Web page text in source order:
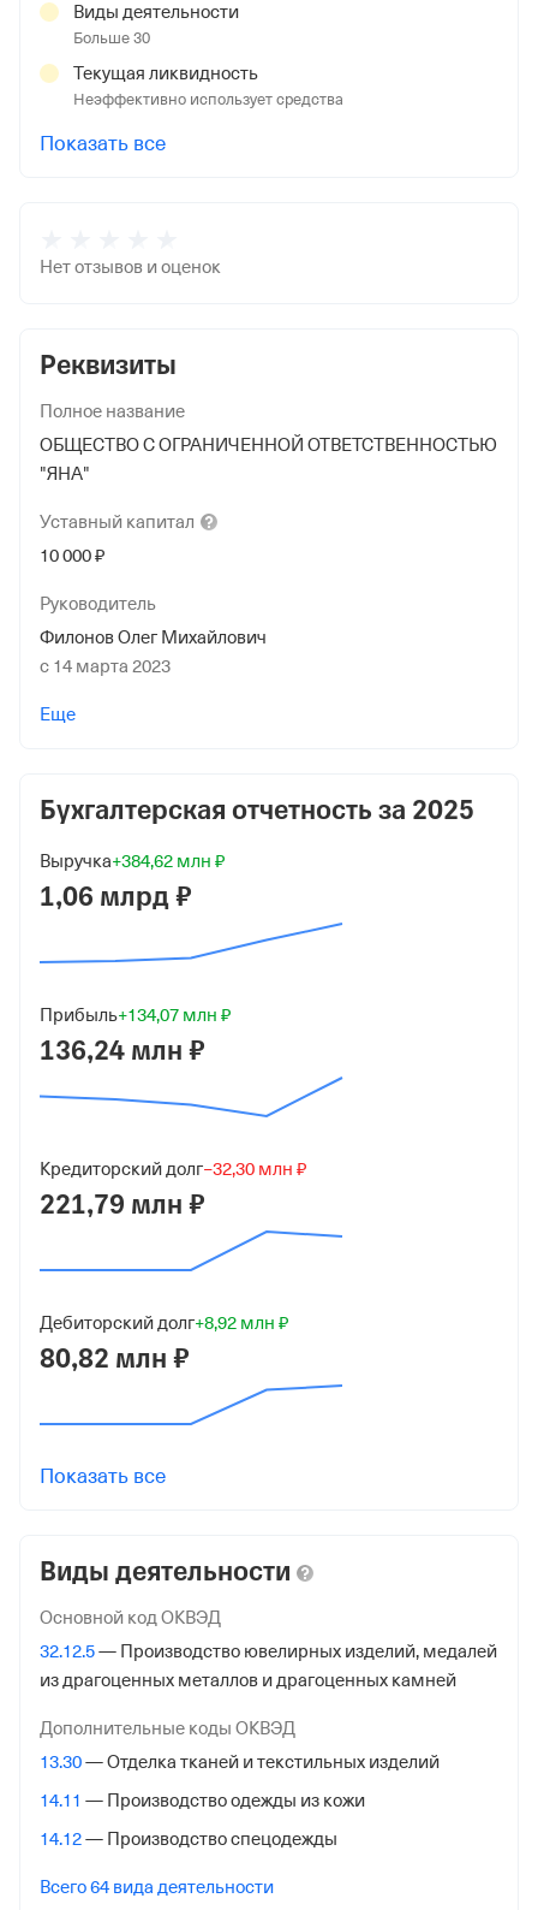
Реквизиты
Полное название
ОБЩЕСТВО С ОГРАНИЧЕННОЙ ОТВЕТСТВЕННОСТЬЮ
"ЯНА"
Уставный капитал
10 000 ₽
Руководитель
Филонов Олег Михайлович
с 14 марта 2023
Луконькова Людмила Романовна
Филонов Олег Михайлович
Форма
Дата регистрации
Краткое название
115280, гор. Москва, ул. Ленинская Слобода, д. 19,
Помещ. 41т1а8
7724365320
ОГРН
1167746485884
772501001
Дата регистрации
16 ноября 2018
Налоговая
Межрайонная Инспекция Федеральной Налоговой
Службы № 46 по гор. Москве
Адрес налоговой
125373, гор. Москва, Походный Проезд, Домовладение
3, стр. 2
Внебюджетные фонды
Еще
Бухгалтерская отчетность за 2025
Выручка+384,62 млн ₽
1,06 млрд ₽
Прибыль+134,07 млн ₽
136,24 млн ₽
Кредиторский долг−32,30 млн ₽
221,79 млн ₽
Дебиторский долг+8,92 млн ₽
80,82 млн ₽
Показать все
Виды деятельности
Основной код ОКВЭД
32.12.5— Производство ювелирных изделий, медалей
из драгоценных металлов и драгоценных камней
Дополнительные коды ОКВЭД
13.30— Отделка тканей и текстильных изделий
14.11 — Производство одежды из кожи
14.12— Производство спецодежды
Всего 64 вида деятельности
Виды деятельности
Больше 30
Текущая ликвидность
Неэффективно использует средства
Показать все
Нет отзывов и оценок